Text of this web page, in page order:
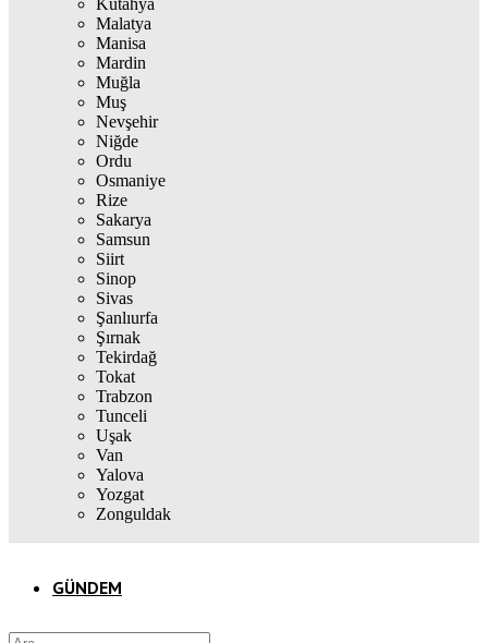
Kütahya
Malatya
Manisa
Mardin
Muğla
Muş
Nevşehir
Niğde
Ordu
Osmaniye
Rize
Sakarya
Samsun
Siirt
Sinop
Sivas
Şanlıurfa
Şırnak
Tekirdağ
Tokat
Trabzon
Tunceli
Uşak
Van
Yalova
Yozgat
Zonguldak
GÜNDEM